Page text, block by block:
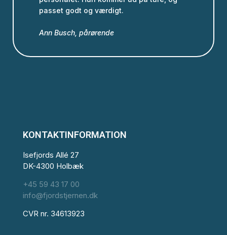
passet godt og værdigt.
Ann Busch, pårørende
KONTAKTINFORMATION
Isefjords Allé 27
DK-4300 Holbæk
+45 59 43 17 00
info@fjordstjernen.dk
CVR nr. 34613923